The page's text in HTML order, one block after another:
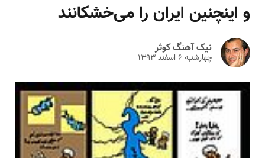
و اینچنین ایران را می‌خشکانند
نیک آهنگ کوثر
چهارشنبه ۶ اسفند ۱۳۹۳